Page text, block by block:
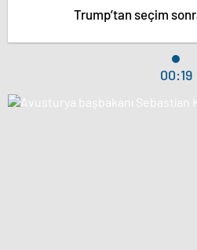
Trump’tan seçim
00:19